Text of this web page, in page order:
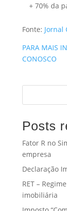
+ 70% da
Fonte: Jornal
PARA MAIS
CONOSCO
Posts
Fator R no
empresa
Declaração
RET –
imobiliária